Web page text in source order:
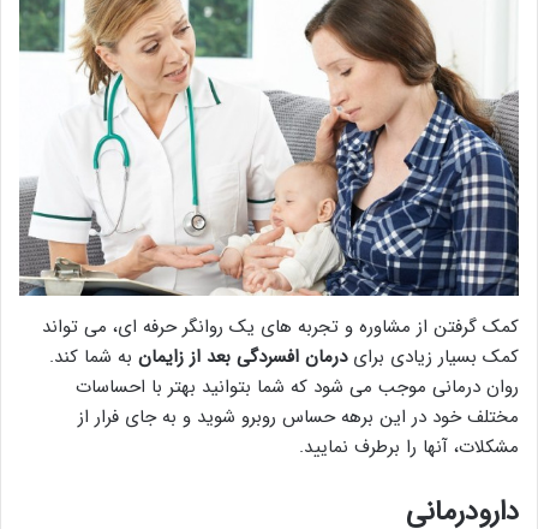
کمک گرفتن از مشاوره و تجربه های یک روانگر حرفه ای، می تواند
کمک بسیار زیادی برایدرمان افسردگی بعد از زایمان به شما کند.
روان درمانی موجب می شود که شما بتوانید بهتر با احساسات
مختلف خود در این برهه حساس روبرو شوید و به جای فرار از
مشکلات، آنها را برطرف نمایید.
دارودرمانی